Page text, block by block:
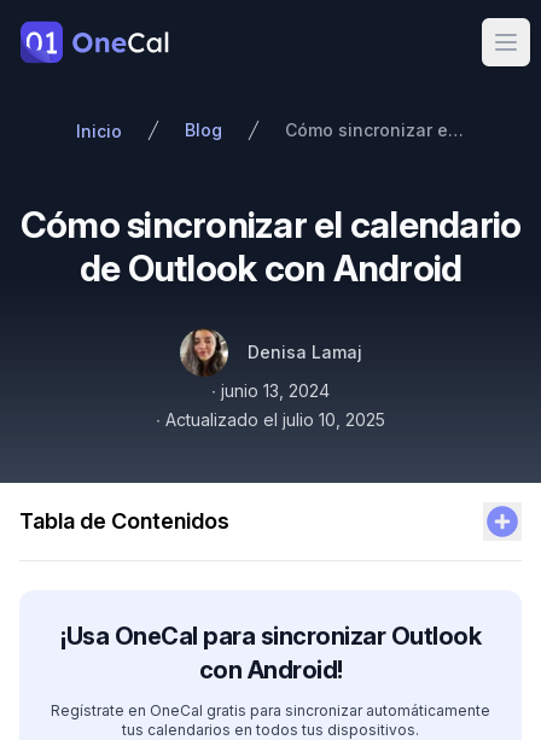
OneCal
Inicio Blog Cómo sincronizar el calendario de Outlook con Android
Cómo sincronizar el calendario
de Outlook con Android
Autores
Nombre
Twitter
Denisa Lamaj
Publicado el
∙ junio 13, 2024
∙ Actualizado el julio 10, 2025
Tabla de Contenidos
¡Usa OneCal para sincronizar Outlook
con Android!
Regístrate en OneCal gratis para sincronizar automáticamente
tus calendarios en todos tus dispositivos.